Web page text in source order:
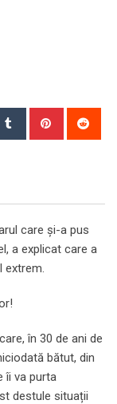
Tumblr Pinterest
care și-a pus
a explicat care a
extrem.
în 30 de ani de
bătut, din
îi va purta
destule situații